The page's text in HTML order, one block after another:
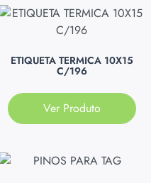
ETIQUETA TERMICA 10X15
C/196
Ver Produto